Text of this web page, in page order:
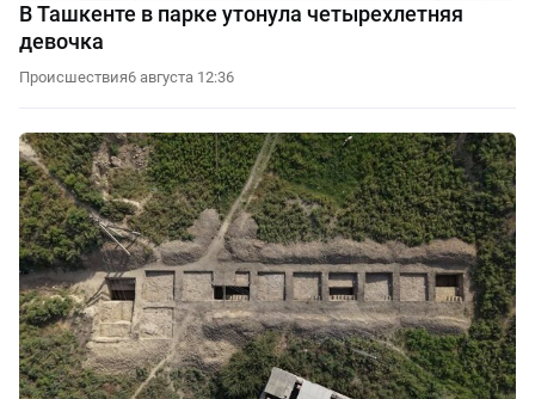
В Ташкенте в парке утонула четырехлетняя
девочка
Происшествия6 августа 12:36